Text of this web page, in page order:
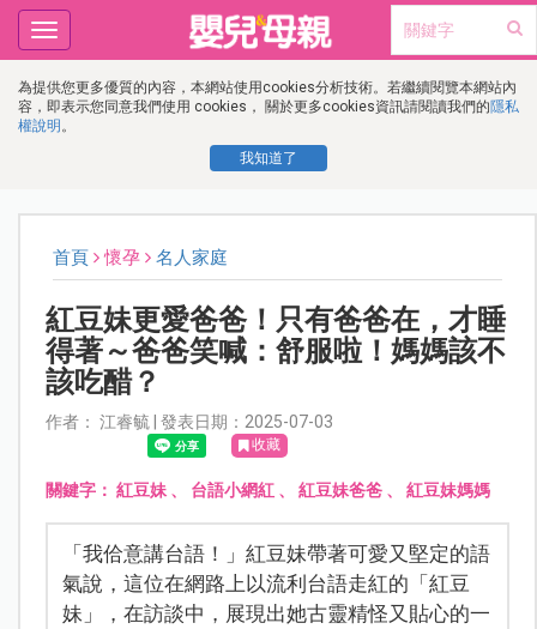
為提供您更多優質的內容，本網站使用cookies分析技術。若繼續閱覽本網站內
容，即表示您同意我們使用 cookies， 關於更多cookies資訊請閱讀我們的隱私
權說明 。
我知道了
Toggle
navigation
首頁 懷孕 名人家庭
紅豆妹更愛爸爸！只有爸爸在，才睡
得著～爸爸笑喊：舒服啦！媽媽該不
該吃醋？
作者： 江睿毓 | 發表日期：2025-07-03
收藏
關鍵字： 紅豆妹、 台語小網紅、 紅豆妹爸爸、 紅豆妹媽媽
「我佮意講台語！」紅豆妹帶著可愛又堅定的語
氣說，這位在網路上以流利台語走紅的「紅豆
妹」，在訪談中，展現出她古靈精怪又貼心的一